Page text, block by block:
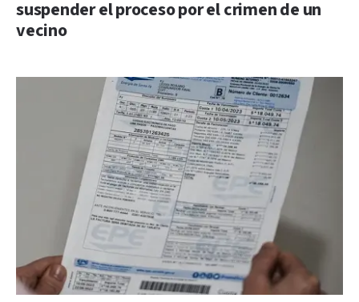
suspender el proceso por el crimen de un
vecino